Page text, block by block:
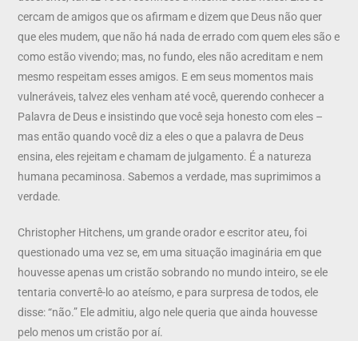
cercam de amigos que os afirmam e dizem que Deus não quer
que eles mudem, que não há nada de errado com quem eles são e
como estão vivendo; mas, no fundo, eles não acreditam e nem
mesmo respeitam esses amigos. E em seus momentos mais
vulneráveis, talvez eles venham até você, querendo conhecer a
Palavra de Deus e insistindo que você seja honesto com eles –
mas então quando você diz a eles o que a palavra de Deus
ensina, eles rejeitam e chamam de julgamento. É a natureza
humana pecaminosa. Sabemos a verdade, mas suprimimos a
verdade.
Christopher Hitchens, um grande orador e escritor ateu, foi
questionado uma vez se, em uma situação imaginária em que
houvesse apenas um cristão sobrando no mundo inteiro, se ele
tentaria convertê-lo ao ateísmo, e para surpresa de todos, ele
disse: “não.” Ele admitiu, algo nele queria que ainda houvesse
pelo menos um cristão por aí.